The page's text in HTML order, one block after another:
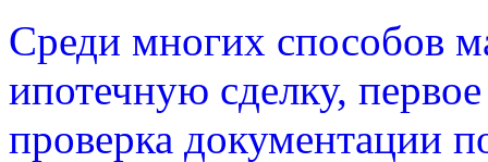
Среди многих способов
ипотечную сделку,
проверка документации